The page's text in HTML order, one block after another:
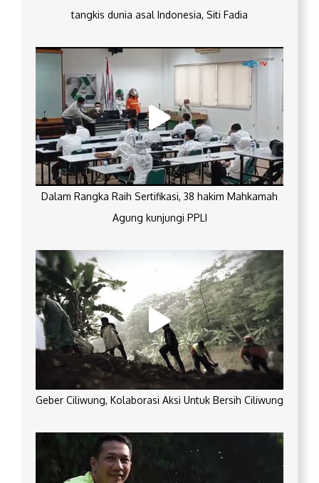
tangkis dunia asal Indonesia, Siti Fadia
Dalam Rangka Raih Sertifikasi, 38 hakim Mahkamah
Agung kunjungi PPLI
Geber Ciliwung, Kolaborasi Aksi Untuk Bersih Ciliwung